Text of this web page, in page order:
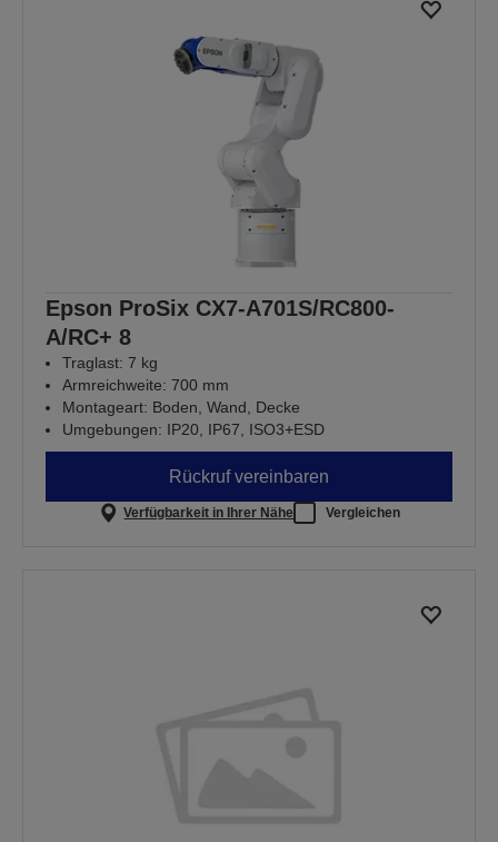
Epson ProSix CX7-A701S/RC800-
A/RC+ 8
Traglast: 7 kg
Armreichweite: 700 mm
Montageart: Boden, Wand, Decke
Umgebungen: IP20, IP67, ISO3+ESD
Rückruf vereinbaren
Verfügbarkeit in Ihrer Nähe Vergleichen